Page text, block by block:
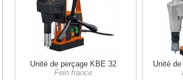
Unité de perçage KBE 32
Fein france
Unité